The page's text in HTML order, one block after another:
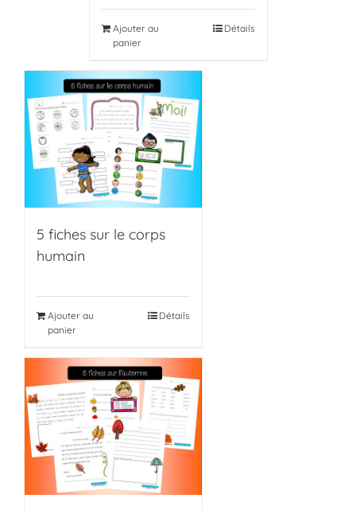
Ajouter au
panier
Détails
5 fiches sur le corps
humain
Ajouter au
panier
Détails